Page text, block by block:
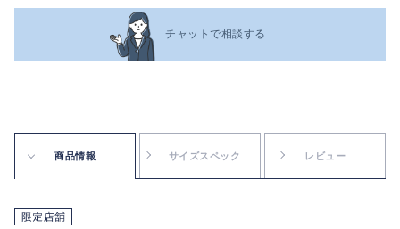
チャットで相談する
商品情報 サイズスペック レビュー